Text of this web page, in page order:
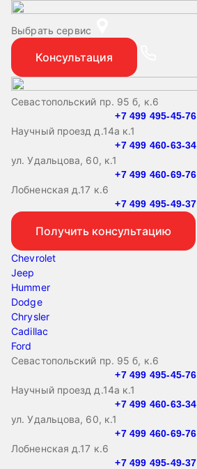
Выбрать сервис
Консультация
Севастопольский пр. 95 б, к.6
+7 499 495-45-76
Научный проезд д.14а к.1
+7 499 460-63-34
ул. Удальцова, 60, к.1
+7 499 460-69-76
Лобненская д.17 к.6
+7 499 495-49-37
Получить консультацию
Chevrolet
Jeep
Hummer
Dodge
Chrysler
Cadillac
Ford
Севастопольский пр. 95 б, к.6
+7 499 495-45-76
Научный проезд д.14а к.1
+7 499 460-63-34
ул. Удальцова, 60, к.1
+7 499 460-69-76
Лобненская д.17 к.6
+7 499 495-49-37